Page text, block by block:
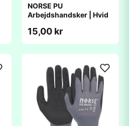
NORSE PU
Arbejdshandsker | Hvid
15,00 kr